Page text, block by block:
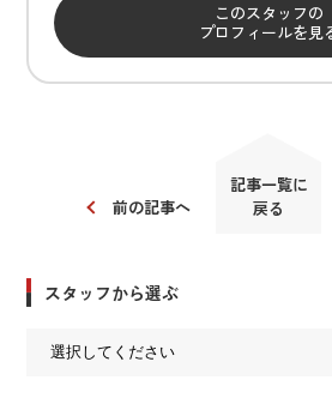
このスタッフの
プロフィールを見
前の記事へ
記事一覧に
戻る
スタッフから選ぶ